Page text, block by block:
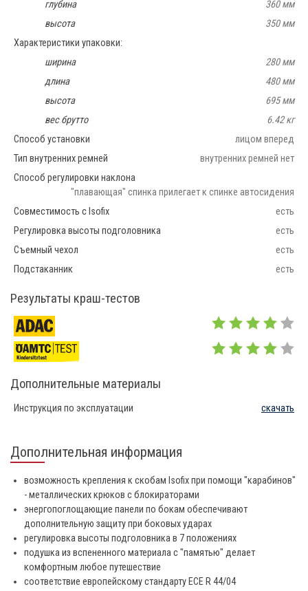
глубина
360 мм
высота
350 мм
Характеристики упаковки:
ширина
280 мм
длина
480 мм
высота
695 мм
вес брутто
6.42 кг
Способ установки
лицом вперед
Тип внутренних ремней
внутренних ремней нет
Способ регулировки наклона
"плавающая" спинка прилегает к спинке автосидения
Совместимость с Isofix
есть
Регулировка высоты подголовника
есть
Съемный чехол
есть
Подстаканник
есть
Результаты краш-тестов
Дополнительные материалы
Инструкция по эксплуатации скачать
Дополнительная информация
возможность крепления к скобам Isofix при помощи "карабинов"
- металлических крюков с блокираторами
энергопоглощающие панели по бокам обеспечивают
дополнительную защиту при боковых ударах
регулировка высоты подголовника в 7 положениях
подушка из вспененного материала с "памятью" делает
комфортным любое путешествие
соответствие европейскому стандарту ECE R 44/04